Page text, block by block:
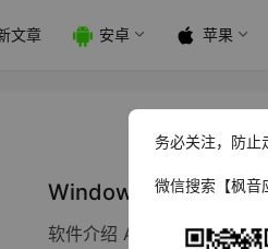
文章 安卓 苹果
Windows Aperty 人
软件介绍 Aperty是一款AI
务必关注，防止
微信搜索【枫音